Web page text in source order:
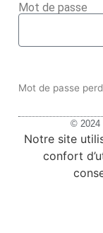
Mot de passe
Mot de passe
© 2024
Notre site
confort